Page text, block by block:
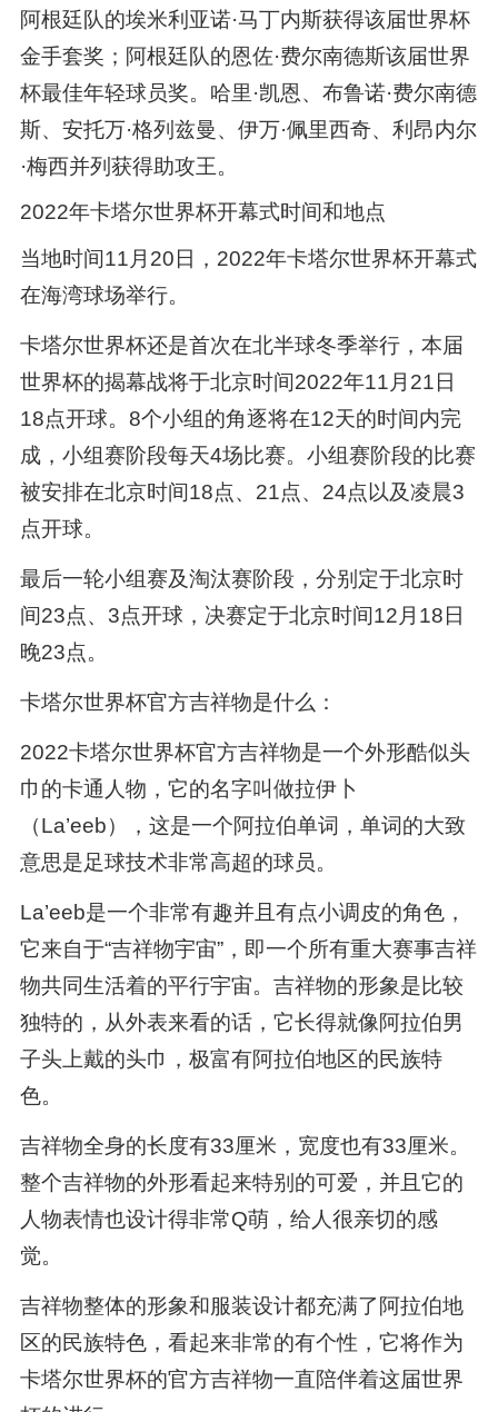
阿根廷队的埃米利亚诺·马丁内斯获得该届世界杯
金手套奖；阿根廷队的恩佐·费尔南德斯该届世界
杯最佳年轻球员奖。哈里·凯恩、布鲁诺·费尔南德
斯、安托万·格列兹曼、伊万·佩里西奇、利昂内尔
·梅西并列获得助攻王。
2022年卡塔尔世界杯开幕式时间和地点
当地时间11月20日，2022年卡塔尔世界杯开幕式
在海湾球场举行。
卡塔尔世界杯还是首次在北半球冬季举行，本届
世界杯的揭幕战将于北京时间2022年11月21日
18点开球。8个小组的角逐将在12天的时间内完
成，小组赛阶段每天4场比赛。小组赛阶段的比赛
被安排在北京时间18点、21点、24点以及凌晨3
点开球。
最后一轮小组赛及淘汰赛阶段，分别定于北京时
间23点、3点开球，决赛定于北京时间12月18日
晚23点。
卡塔尔世界杯官方吉祥物是什么：
2022卡塔尔世界杯官方吉祥物是一个外形酷似头
巾的卡通人物，它的名字叫做拉伊卜
（La’eeb），这是一个阿拉伯单词，单词的大致
意思是足球技术非常高超的球员。
La’eeb是一个非常有趣并且有点小调皮的角色，
它来自于“吉祥物宇宙”，即一个所有重大赛事吉祥
物共同生活着的平行宇宙。吉祥物的形象是比较
独特的，从外表来看的话，它长得就像阿拉伯男
子头上戴的头巾，极富有阿拉伯地区的民族特
色。
吉祥物全身的长度有33厘米，宽度也有33厘米。
整个吉祥物的外形看起来特别的可爱，并且它的
人物表情也设计得非常Q萌，给人很亲切的感
觉。
吉祥物整体的形象和服装设计都充满了阿拉伯地
区的民族特色，看起来非常的有个性，它将作为
卡塔尔世界杯的官方吉祥物一直陪伴着这届世界